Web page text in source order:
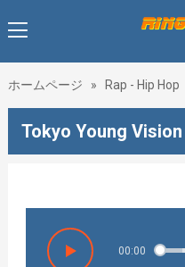
ホームページ » Rap - Hip Hop
Tokyo Young
00:00